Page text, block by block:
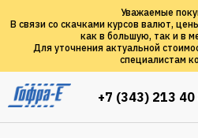
Уважаемые
В связи со скачками курсов валют,
как в большую, так и в
Для уточнения актуальной
специалистам
+7 (343) 213 40